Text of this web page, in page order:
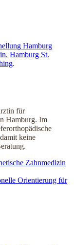
Hamburg
, Hamburg St.
.
für
Hamburg. Im
keine
Zahnmedizin
Orientierung für